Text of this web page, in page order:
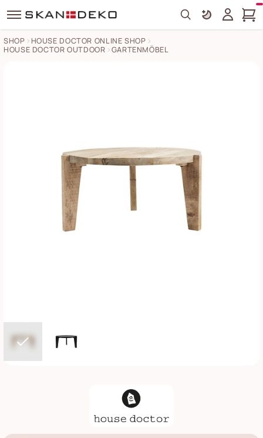
Search
SHOP
HOUSE DOCTOR ONLINE SHOP
HOUSE DOCTOR OUTDOOR
GARTENMÖBEL